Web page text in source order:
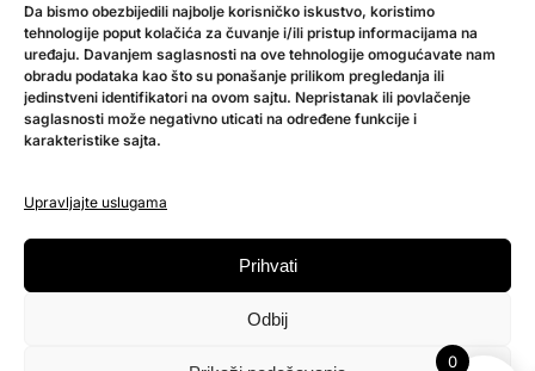
Da bismo obezbijedili najbolje korisničko iskustvo, koristimo
tehnologije poput kolačića za čuvanje i/ili pristup informacijama na
uređaju. Davanjem saglasnosti na ove tehnologije omogućavate nam
obradu podataka kao što su ponašanje prilikom pregledanja ili
jedinstveni identifikatori na ovom sajtu. Nepristanak ili povlačenje
saglasnosti može negativno uticati na određene funkcije i
karakteristike sajta.
Upravljajte uslugama
Prihvati
Odbij
O nama
Kontakt
POMOĆ
Politika privatnosti
PRATITE NAS
Instagram
0